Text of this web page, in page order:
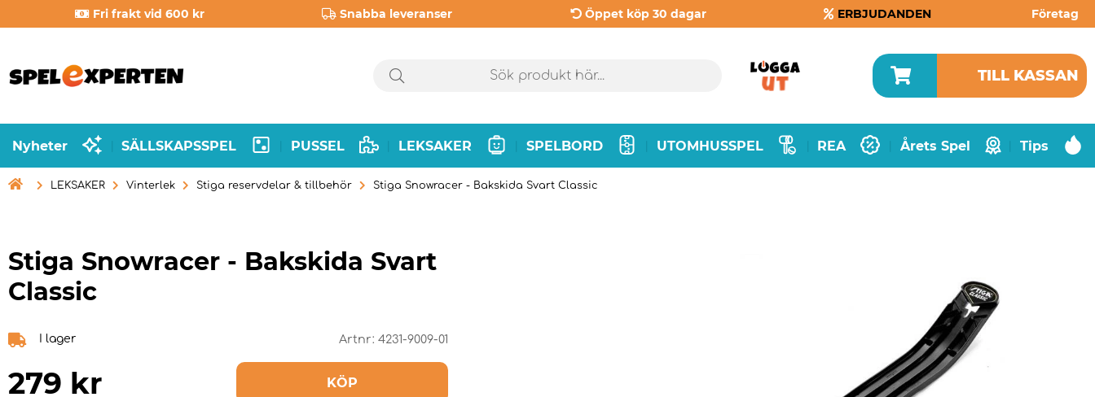
Fri frakt vid 600 kr Snabba leveranser Öppet köp 30 dagar ERBJUDANDEN Företag
TILL KASSAN
Nyheter SÄLLSKAPSSPEL PUSSEL LEKSAKER SPELBORD UTOMHUSSPEL REA Årets Spel Tips
 LEKSAKER Vinterlek Stiga reservdelar & tillbehör Stiga Snowracer - Bakskida Svart Classic
Stiga Snowracer - Bakskida Svart
Classic
I lager Artnr: 4231-9009-01
279 kr KÖP